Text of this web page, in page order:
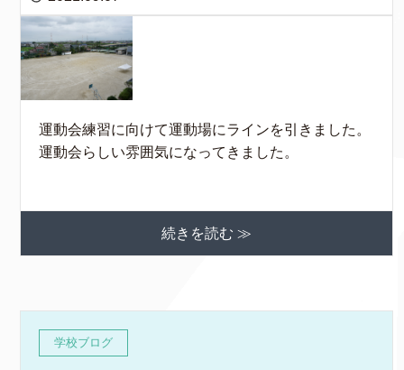
運動会練習に向けて運動場にラインを引きました。
運動会らしい雰囲気になってきました。
続きを読む ≫
学校ブログ